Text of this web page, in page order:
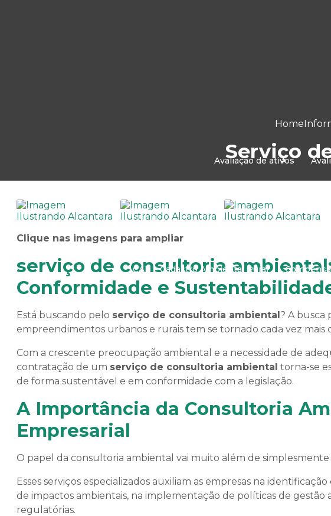
Avaliação de ativos
CAR – Cadastro Ambiental Rural
Projeto e Execução de
Home
Serviço
Clique nas imagens para ampliar
serviço de consultoria
Conformidade e
Está buscando pelo serviço de consultoria ambiental? A busca
empreendimentos urbanos e rurais tem se tornado cada vez mais
Com a crescente preocupação ambiental e a necessidade de
contratação de um serviço de consultoria ambiental torna-se
de forma sustentável e em conformidade com a legislação.
A Importância da Consultoria
Empresarial
O papel da consultoria ambiental vai muito além de
Esses serviços especializados auxiliam as empresas na
de impactos ambientais, na implementação de políticas de
regulatórias.